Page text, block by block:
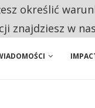
NA LIŚCIE SĄ DWA
NA
określić
znajdziesz w